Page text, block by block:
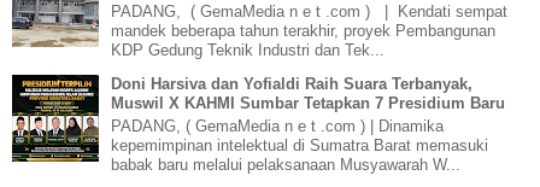
PADANG, ( GemaMedia n e t .com ) | Kendati sempat
mandek beberapa tahun terakhir, proyek Pembangunan
KDP Gedung Teknik Industri dan Tek...
Doni Harsiva dan Yofialdi Raih Suara Terbanyak,
Muswil X KAHMI Sumbar Tetapkan 7 Presidium Baru
PADANG, ( GemaMedia n e t .com ) | Dinamika
kepemimpinan intelektual di Sumatra Barat memasuki
babak baru melalui pelaksanaan Musyawarah W...